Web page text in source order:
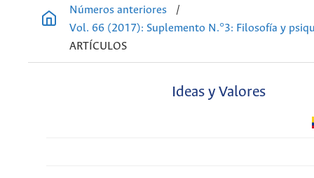
Números anteriores
/
Vol. 66 (2017): Suplemento N.°3: Filosofía y
ARTÍCULOS
Ideas y Valores